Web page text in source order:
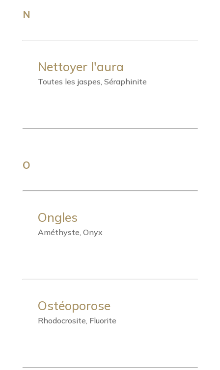
N
Nettoyer l'aura
Toutes les jaspes, Séraphinite
O
Ongles
Améthyste, Onyx
Ostéoporose
Rhodocrosite, Fluorite